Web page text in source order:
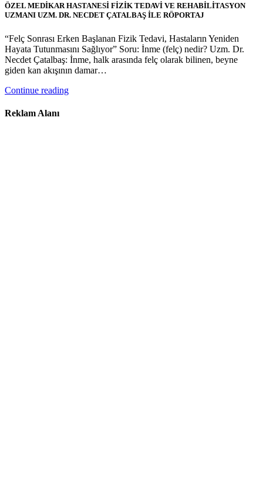
ÖZEL MEDİKAR HASTANESİ FİZİK TEDAVİ VE REHABİLİTASYON
UZMANI UZM. DR. NECDET ÇATALBAŞ İLE RÖPORTAJ
“Felç Sonrası Erken Başlanan Fizik Tedavi, Hastaların Yeniden
Hayata Tutunmasını Sağlıyor” Soru: İnme (felç) nedir? Uzm. Dr.
Necdet Çatalbaş: İnme, halk arasında felç olarak bilinen, beyne
giden kan akışının damar…
Continue reading
Reklam Alanı